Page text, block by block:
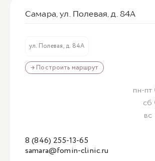
Самара, ул. Полевая, д. 84А
ул. Полевая, д. 84А
→ Построить маршрут
samara@fomin-clinic.ru
8 (846) 255-13-65
пн-пт
сб
вс